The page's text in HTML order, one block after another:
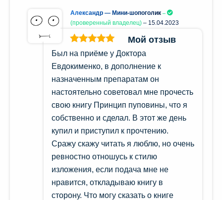
Александр — Мини-шопоголик
(проверенный владелец) – 15.04.2023
Оценка5из
Мой отзыв
Был на приёме у Доктора
Евдокименко, в дополнение к
назначенным препаратам он
настоятельно советовал мне прочесть
свою книгу Принцип пуповины, что я
собственно и сделал. В этот же день
купил и приступил к прочтению.
Сражу скажу читать я люблю, но очень
ревностно отношусь к стилю
изложения, если подача мне не
нравится, откладываю книгу в
сторону. Что могу сказать о книге